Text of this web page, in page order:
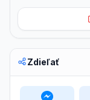
Zdieľať